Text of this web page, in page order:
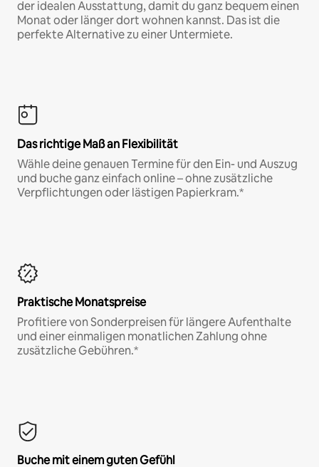
der idealen Ausstattung, damit du ganz bequem einen
Monat oder länger dort wohnen kannst. Das ist die
perfekte Alternative zu einer Untermiete.
Das richtige Maß an Flexibilität
Wähle deine genauen Termine für den Ein- und Auszug
und buche ganz einfach online – ohne zusätzliche
Verpflichtungen oder lästigen Papierkram.*
Praktische Monatspreise
Profitiere von Sonderpreisen für längere Aufenthalte
und einer einmaligen monatlichen Zahlung ohne
zusätzliche Gebühren.*
Buche mit einem guten Gefühl